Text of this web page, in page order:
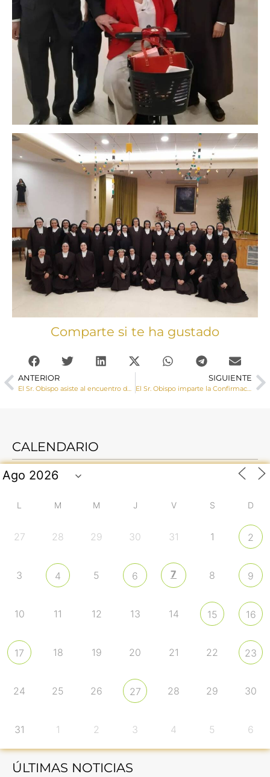
Comparte si te ha gustado
ANTERIOR SIGUIENTE
El Sr. Obispo imparte la Confirmación a un grupo de jóvenes de la parroquia de La Paz
CALENDARIO
L M M J V S D
27 28 29 30 31 1 2
3 4 5 6 7 8 9
10 11 12 13 14 15 16
17 18 19 20 21 22 23
24 25 26 27 28 29 30
31 1 2 3 4 5 6
ÚLTIMAS NOTICIAS